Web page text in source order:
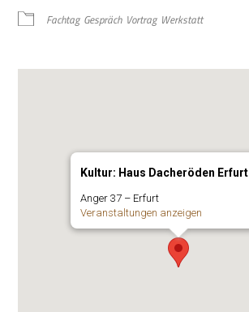
Fach­tag Gespräch Vor­trag Werk­statt
Kultur: Haus Dacheröden Erfurt
Anger 37 – Erfurt
Ver­an­stal­tun­gen anzeigen